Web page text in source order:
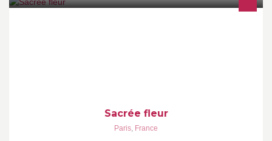
Sacrée fleur
Paris, France